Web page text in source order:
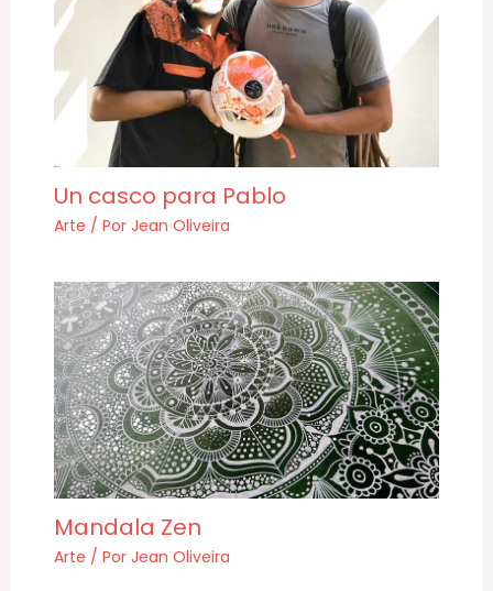
Un casco para Pablo
Arte / Por Jean Oliveira
Mandala Zen
Arte / Por Jean Oliveira